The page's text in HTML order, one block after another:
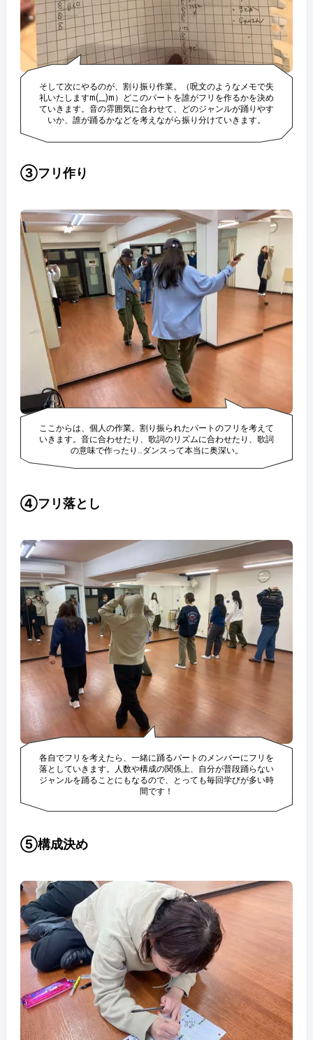
そして次にやるのが、割り振り作業。（呪文のようなメモで失
礼いたしますm(__)m）どこのパートを誰がフリを作るかを決め
ていきます。音の雰囲気に合わせて、どのジャンルが踊りやす
いか、誰が踊るかなどを考えながら振り分けていきます。
③フリ作り
ここからは、個人の作業。割り振られたパートのフリを考えて
いきます。音に合わせたり、歌詞のリズムに合わせたり、歌詞
の意味で作ったり…ダンスって本当に奥深い。
④フリ落とし
各自でフリを考えたら、一緒に踊るパートのメンバーにフリを
落としていきます。人数や構成の関係上、自分が普段踊らない
ジャンルを踊ることにもなるので、とっても毎回学びが多い時
間です！
⑤構成決め